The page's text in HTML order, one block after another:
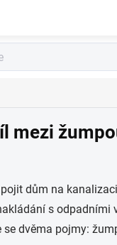
mezi
dům na
s odpadními
se dvěma pojmy: